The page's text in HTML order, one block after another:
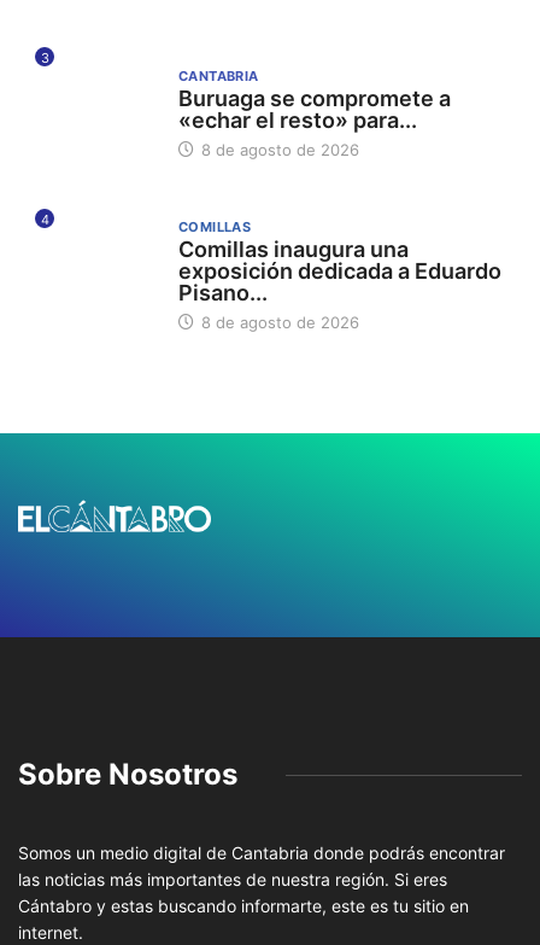
3
CANTABRIA
Buruaga se compromete a
«echar el resto» para...
8 de agosto de 2026
4 COMILLAS
Comillas inaugura una
exposición dedicada a Eduardo
Pisano...
8 de agosto de 2026
Sobre Nosotros
Somos un medio digital de Cantabria donde podrás encontrar
las noticias más importantes de nuestra región. Si eres
Cántabro y estas buscando informarte, este es tu sitio en
internet.